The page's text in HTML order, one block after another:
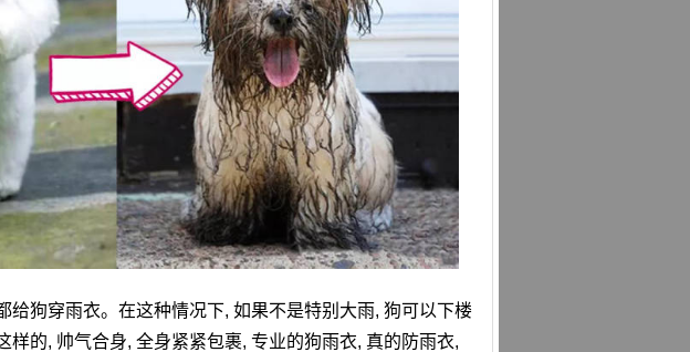
给狗穿雨衣。在这种情况下, 如果不是特别大雨, 狗可以下楼
样的, 帅气合身, 全身紧紧包裹, 专业的狗雨衣, 真的防雨衣,